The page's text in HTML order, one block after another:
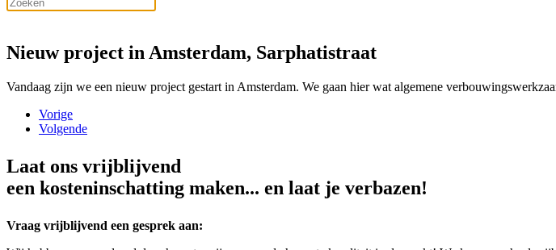
Nieuw project in Amsterdam, Sarphatistraat
Vandaag zijn we een nieuw project gestart in Amsterdam. We gaan hier wat algemene
Vorige
Volgende
Laat ons vrijblijvend
een kosteninschatting maken... en laat je verbazen!
Vraag vrijblijvend een gesprek aan: